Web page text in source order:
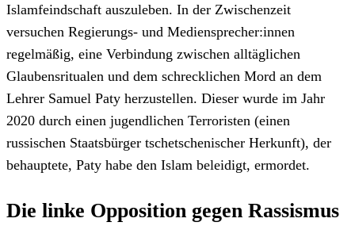
Islamfeindschaft auszuleben. In der Zwischenzeit
versuchen Regierungs- und Mediensprecher:innen
regelmäßig, eine Verbindung zwischen alltäglichen
Glaubensritualen und dem schrecklichen Mord an dem
Lehrer Samuel Paty herzustellen. Dieser wurde im Jahr
2020 durch einen jugendlichen Terroristen (einen
russischen Staatsbürger tschetschenischer Herkunft), der
behauptete, Paty habe den Islam beleidigt, ermordet.
Die linke Opposition gegen Rassismus